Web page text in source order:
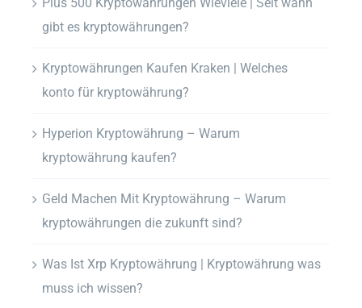
gibt es kryptowährungen?
Kryptowährungen Kaufen Kraken | Welches
konto für kryptowährung?
Hyperion Kryptowährung – Warum
kryptowährung kaufen?
Geld Machen Mit Kryptowährung – Warum
kryptowährungen die zukunft sind?
Was Ist Xrp Kryptowährung | Kryptowährung was
muss ich wissen?